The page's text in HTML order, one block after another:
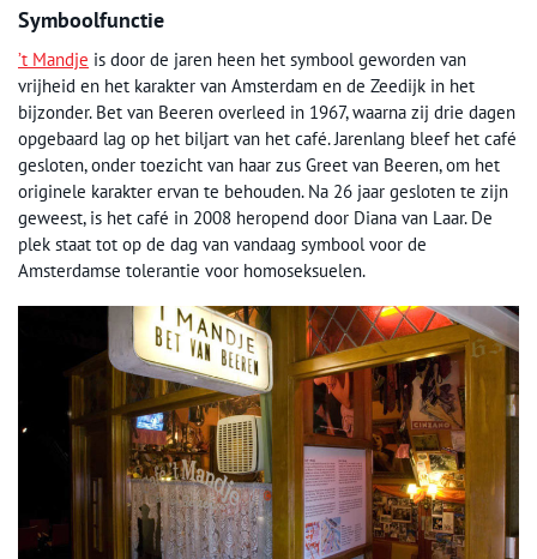
Symboolfunctie
’t Mandje is door de jaren heen het symbool geworden van
vrijheid en het karakter van Amsterdam en de Zeedijk in het
bijzonder. Bet van Beeren overleed in 1967, waarna zij drie dagen
opgebaard lag op het biljart van het café. Jarenlang bleef het café
gesloten, onder toezicht van haar zus Greet van Beeren, om het
originele karakter ervan te behouden. Na 26 jaar gesloten te zijn
geweest, is het café in 2008 heropend door Diana van Laar. De
plek staat tot op de dag van vandaag symbool voor de
Amsterdamse tolerantie voor homoseksuelen.